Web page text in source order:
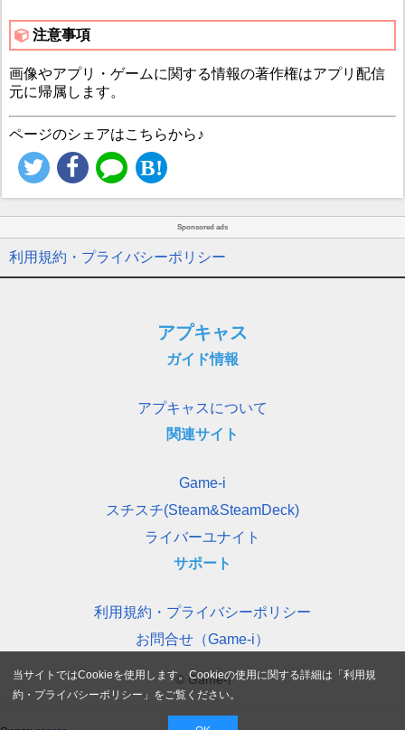
注意事項
画像やアプリ・ゲームに関する情報の著作権はアプリ配信
元に帰属します。
ページのシェアはこちらから♪
Sponsored ads
利用規約・プライバシーポリシー
アプキャス
ガイド情報
アプキャスについて
関連サイト
Game-i
スチスチ(Steam&SteamDeck)
ライバーユナイト
サポート
利用規約・プライバシーポリシー
お問合せ（Game-i）
© Game-i
当サイトではCookieを使用します。Cookieの使用に関する詳細は「利用規
約・プライバシーポリシー 」をご覧ください。